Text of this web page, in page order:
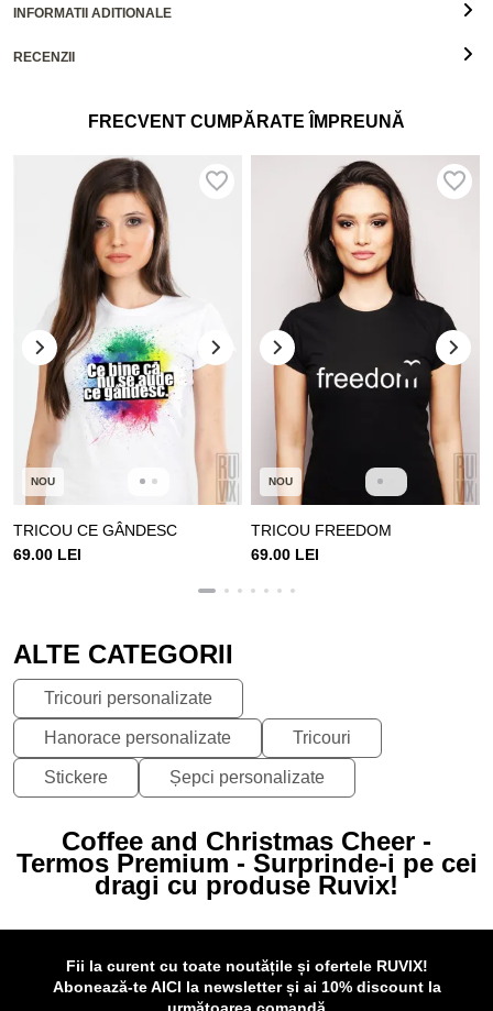
INFORMATII ADITIONALE
RECENZII
FRECVENT CUMPĂRATE ÎMPREUNĂ
NOU
TRICOU CE GÂNDESC
69.00 LEI
NOU
TRICOU FREEDOM
69.00 LEI
ALTE CATEGORII
Tricouri personalizate
Hanorace personalizate Tricouri
Stickere Șepci personalizate
Coffee and Christmas Cheer -
Termos Premium - Surprinde-i pe cei
dragi cu produse Ruvix!
Fii la curent cu toate noutățile și ofertele RUVIX!
Abonează-te AICI la newsletter și ai 10% discount la
următoarea comandă